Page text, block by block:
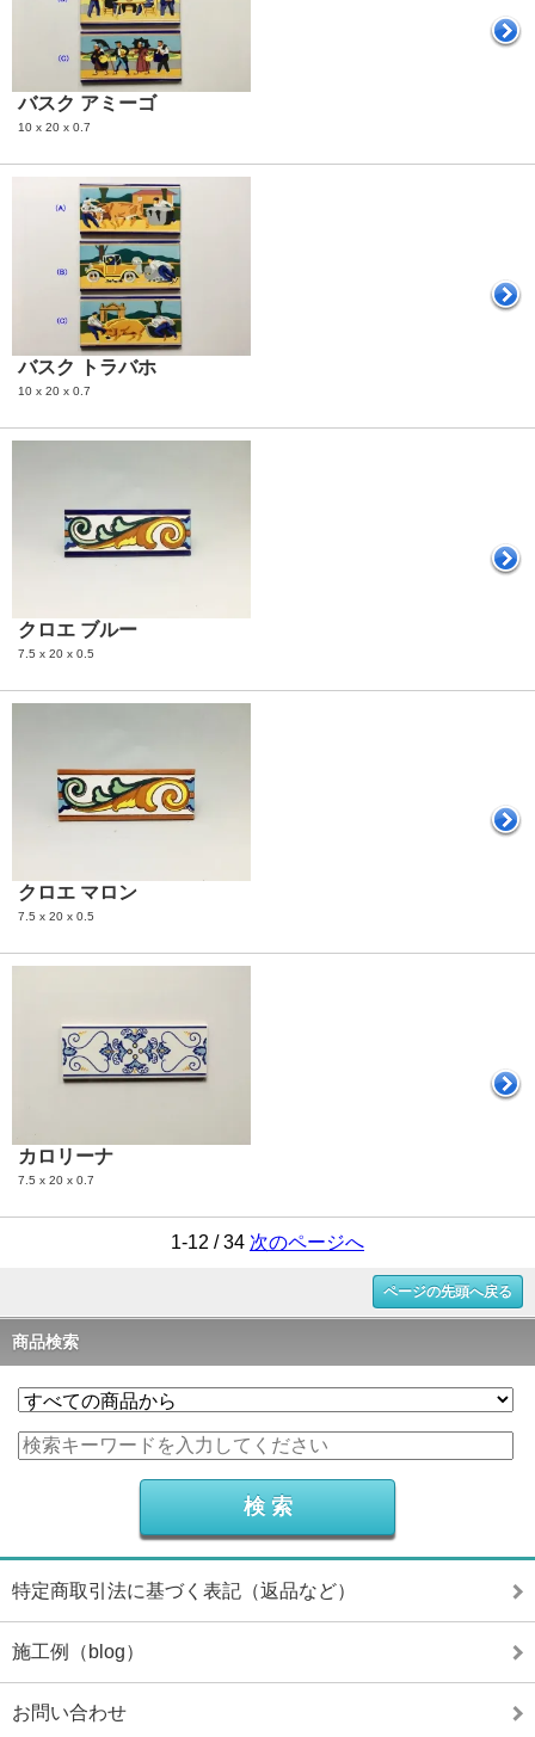
バスク アミーゴ
10 x 20 x 0.7
バスク トラバホ
10 x 20 x 0.7
クロエ ブルー
7.5 x 20 x 0.5
クロエ マロン
7.5 x 20 x 0.5
カロリーナ
7.5 x 20 x 0.7
1-12 / 34 次のページへ
ページの先頭へ戻る
商品検索
特定商取引法に基づく表記（返品など）
施工例（blog）
お問い合わせ